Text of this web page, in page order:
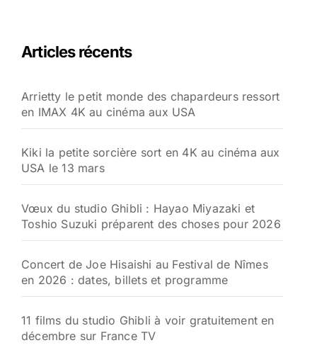
Articles récents
Arrietty le petit monde des chapardeurs ressort
en IMAX 4K au cinéma aux USA
Kiki la petite sorcière sort en 4K au cinéma aux
USA le 13 mars
Vœux du studio Ghibli : Hayao Miyazaki et
Toshio Suzuki préparent des choses pour 2026
Concert de Joe Hisaishi au Festival de Nîmes
en 2026 : dates, billets et programme
11 films du studio Ghibli à voir gratuitement en
décembre sur France TV